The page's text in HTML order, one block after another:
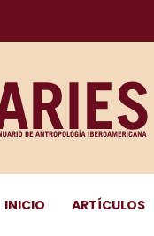
INICIO ARTÍCULOS